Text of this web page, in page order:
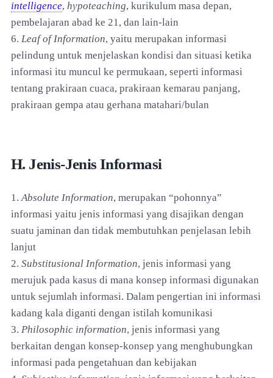
intelligence, hypoteaching, kurikulum masa depan,
pembelajaran abad ke 21, dan lain-lain
6. Leaf of Information, yaitu merupakan informasi
pelindung untuk menjelaskan kondisi dan situasi ketika
informasi itu muncul ke permukaan, seperti informasi
tentang prakiraan cuaca, prakiraan kemarau panjang,
prakiraan gempa atau gerhana matahari/bulan
H. Jenis-Jenis Informasi
1.Absolute Information, merupakan “pohonnya”
informasi yaitu jenis informasi yang disajikan dengan
suatu jaminan dan tidak membutuhkan penjelasan lebih
lanjut
2. Substitusional Information, jenis informasi yang
merujuk pada kasus di mana konsep informasi digunakan
untuk sejumlah informasi. Dalam pengertian ini informasi
kadang kala diganti dengan istilah komunikasi
3. Philosophic information, jenis informasi yang
berkaitan dengan konsep-konsep yang menghubungkan
informasi pada pengetahuan dan kebijakan